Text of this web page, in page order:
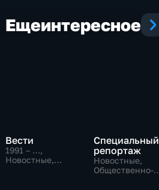
Ещеинтересное
Вести
1991 – …,
Новостные,
Специальный
репортаж
Новостные,
Общественно-